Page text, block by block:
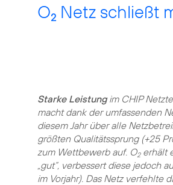
O2 Netz schließt
Starke Leistungim CHIP
macht dank der umfassenden
diesem Jahr über alle
größten Qualitätssprung (+25
zum Wettbewerb auf. O2erhält
„gut“, verbessert diese jedoch
im Vorjahr). Das Netz verfehlte